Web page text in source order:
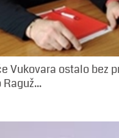
Vukovara ostalo bez